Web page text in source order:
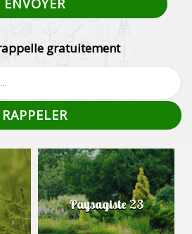
gratuitement
Paysagiste 23